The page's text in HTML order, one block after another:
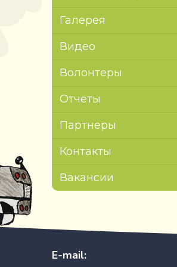
Галерея
Видео
Волонтеры
Отчеты
Партнеры
Контакты
Вакансии
E-mail: